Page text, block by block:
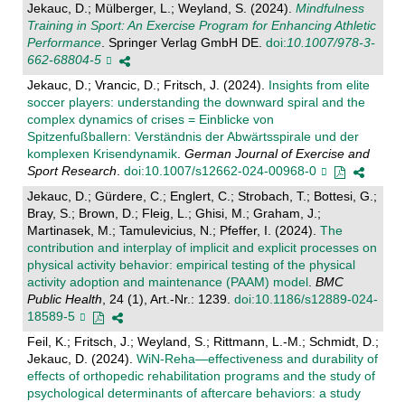
Jekauc, D.; Mülberger, L.; Weyland, S. (2024). Mindfulness
Training in Sport: An Exercise Program for Enhancing Athletic
Performance. Springer Verlag GmbH DE. doi:10.1007/978-3-
662-68804-5
Jekauc, D.; Vrancic, D.; Fritsch, J. (2024). Insights from elite
soccer players: understanding the downward spiral and the
complex dynamics of crises = Einblicke von
Spitzenfußballern: Verständnis der Abwärtsspirale und der
komplexen Krisendynamik. German Journal of Exercise and
Sport Research. doi:10.1007/s12662-024-00968-0
Jekauc, D.; Gürdere, C.; Englert, C.; Strobach, T.; Bottesi, G.;
Bray, S.; Brown, D.; Fleig, L.; Ghisi, M.; Graham, J.;
Martinasek, M.; Tamulevicius, N.; Pfeffer, I. (2024). The
contribution and interplay of implicit and explicit processes on
physical activity behavior: empirical testing of the physical
activity adoption and maintenance (PAAM) model. BMC
Public Health, 24 (1), Art.-Nr.: 1239. doi:10.1186/s12889-024-
18589-5
Feil, K.; Fritsch, J.; Weyland, S.; Rittmann, L.-M.; Schmidt, D.;
Jekauc, D. (2024). WiN-Reha—effectiveness and durability of
effects of orthopedic rehabilitation programs and the study of
psychological determinants of aftercare behaviors: a study